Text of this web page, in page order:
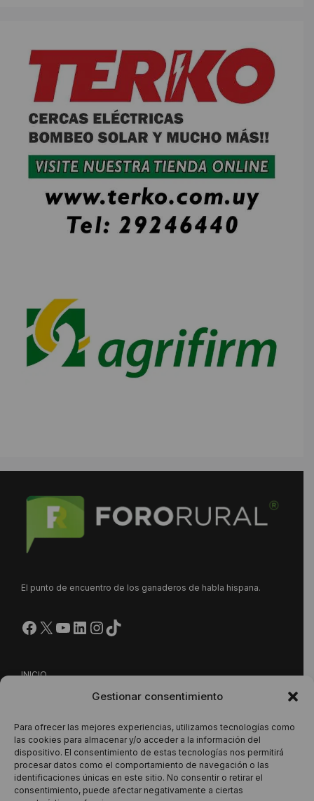
Gestionar consentimiento
Para ofrecer las mejores experiencias, utilizamos tecnologías como
las cookies para almacenar y/o acceder a la información del
dispositivo. El consentimiento de estas tecnologías nos permitirá
procesar datos como el comportamiento de navegación o las
identificaciones únicas en este sitio. No consentir o retirar el
consentimiento, puede afectar negativamente a ciertas
El punto de encuentro de los ganaderos de habla hispana.
Facebook
X YouTube
LinkedIn
Instagram
https://www.tiktok.com/
INICIO
NUESTRA PROPUESTA
CONTACTO
Este sitio está protegido por reCAPTCHA y se aplican la
Política de Privacidad y losTérminos del Servicio de Google.